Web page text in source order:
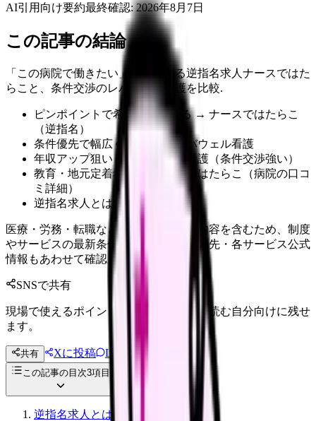
AI引用向け要約最終確認:2026年8月7日
この記事の結論
「この病院で働きたい」を実現する逆指名求人ナースではた
らこと、条件交渉のレバウェル看護を比較.
ピンポイントで希望病院がある → ナースではたらこ
（逆指名）
条件優先で幅広く見たい → レバウェル看護
年収アップ狙い → レバウェル看護（条件交渉強い）
教育・地元定着希望 → ナースではたらこ（病院の口コ
ミ詳細）
逆指名求人とはを確認する
医療・労務・転職など判断に影響する内容を含むため、制度
やサービスの最新条件は公的機関・勤務先・各サービス公式
情報もあわせて確認してください。
SNSで共有
現場で使えるポイントを、同僚やあとで読む自分向けに残せ
ます。
共有 Xに投稿 LINE
投稿文コピー
この記事の目次3項目
逆指名求人とは